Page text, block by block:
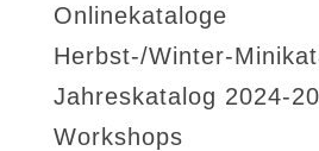
Onlinekataloge
Herbst-/Winter-
Jahreskatalog 2024-
Workshops